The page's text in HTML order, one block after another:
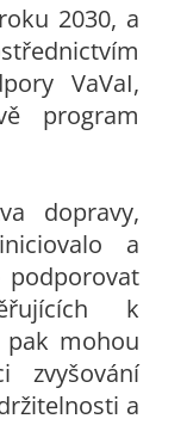
2030, a
VaVaI,
program
dopravy,
a
k
pak mohou
zvyšování
a